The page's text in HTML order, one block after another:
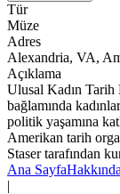
Tür
Müze
Adres
Alexandria, VA,
Açıklama
Ulusal Kadın
bağlamında
politik yaşamına
Amerikan tarih
Staser tarafından
Ana SayfaHakkında
|